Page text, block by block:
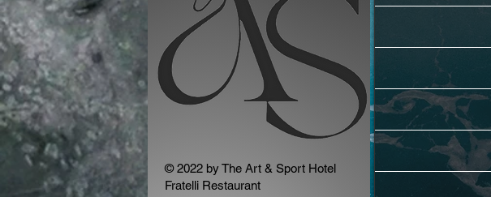
© 2022 by The Art & Sport Hotel
Fratelli Restaurant